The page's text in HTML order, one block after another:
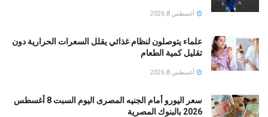
أغسطس 8, 2026
علماء يتوصلون لنظام غذائي يقلل السعرات الحرارية دون
تقليل كمية الطعام
أغسطس 8, 2026
سعر اليورو أمام الجنيه المصرى اليوم السبت 8 أغسطس
2026 بالبنوك المصرية